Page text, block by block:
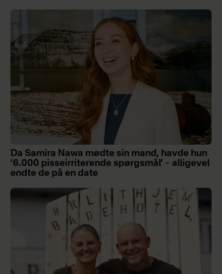
Da Samira Nawa mødte sin mand, havde hun
’6.000 pisseirriterende spørgsmål’ – alligevel
endte de på en date